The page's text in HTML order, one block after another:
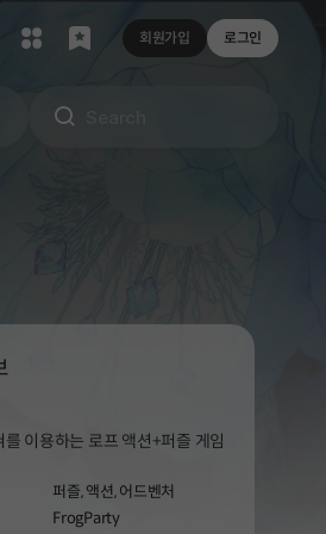
회원가입 로그인
를 이용하는 로프 액션+퍼즐 게임
퍼즐,액션,어드벤처
FrogParty